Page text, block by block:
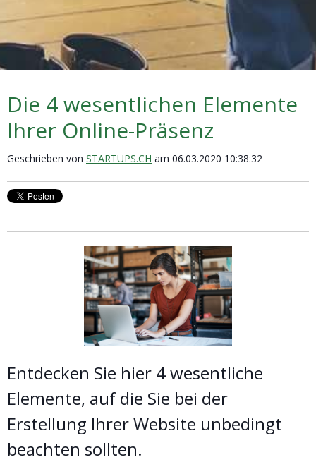
Die 4 wesentlichen Elemente
Ihrer Online-Präsenz
Geschrieben von STARTUPS.CH am 06.03.2020 10:38:32
Entdecken Sie hier 4 wesentliche
Elemente, auf die Sie bei der
Erstellung Ihrer Website unbedingt
beachten sollten.